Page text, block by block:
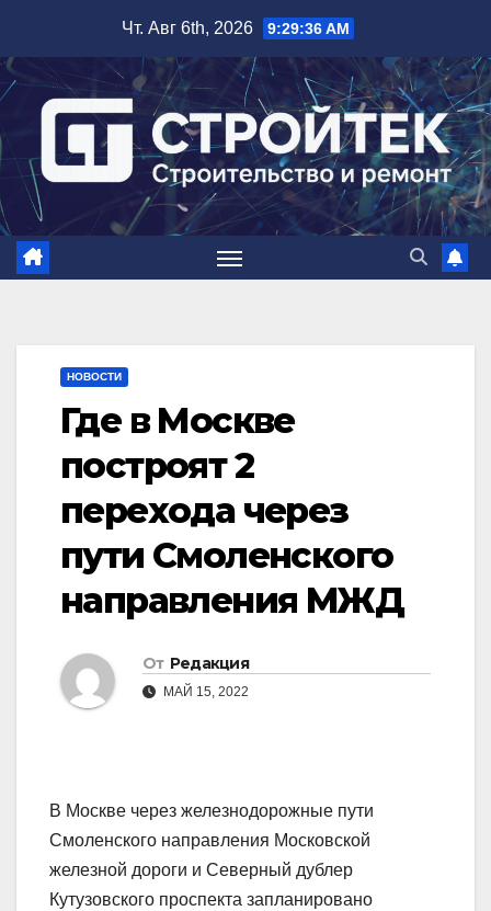
содержимому
Чт. Авг 6th, 2026 9:29:37 AM
НОВОСТИ
Где в Москве
построят 2
перехода через
пути Смоленского
направления МЖД
От Редакция
МАЙ 15, 2022
В Москве через железнодорожные пути
Смоленского направления Московской
железной дороги и Северный дублер
Кутузовского проспекта запланировано